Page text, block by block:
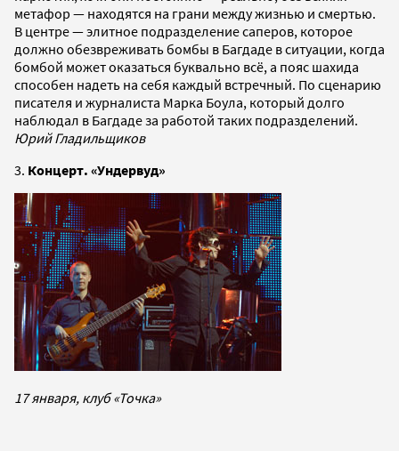
метафор — находятся на грани между жизнью и смертью.
В центре — элитное подразделение саперов, которое
должно обезвреживать бомбы в Багдаде в ситуации, когда
бомбой может оказаться буквально всё, а пояс шахида
способен надеть на себя каждый встречный. По сценарию
писателя и журналиста Марка Боула, который долго
наблюдал в Багдаде за работой таких подразделений.
Юрий Гладильщиков
3. Концерт. «Ундервуд»
17 января, клуб «Точка»